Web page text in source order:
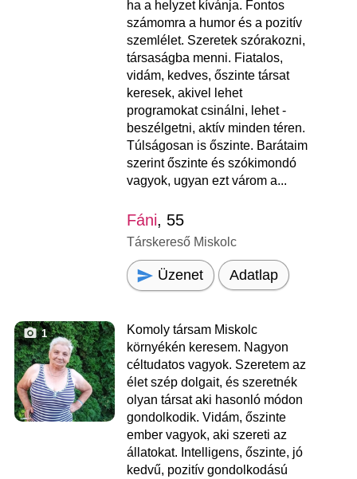
ha a helyzet kívánja. Fontos
számomra a humor és a pozitív
szemlélet. Szeretek szórakozni,
társaságba menni. Fiatalos,
vidám, kedves, őszinte társat
keresek, akivel lehet
programokat csinálni, lehet -
beszélgetni, aktív minden téren.
Túlságosan is őszinte. Barátaim
szerint őszinte és szókimondó
vagyok, ugyan ezt várom a...
Fáni, 55
Társkereső Miskolc
Üzenet Adatlap
1
Komoly társam Miskolc
környékén keresem. Nagyon
céltudatos vagyok. Szeretem az
élet szép dolgait, és szeretnék
olyan társat aki hasonló módon
gondolkodik. Vidám, őszinte
ember vagyok, aki szereti az
állatokat. Intelligens, őszinte, jó
kedvű, pozitív gondolkodású